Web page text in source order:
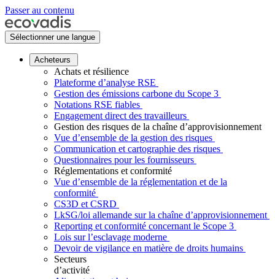
Passer au contenu
Sélectionner une langue
Acheteurs
Achats et résilience
Plateforme d’analyse RSE
Gestion des émissions carbone du Scope 3
Notations RSE fiables
Engagement direct des travailleurs
Gestion des risques de la chaîne d’approvisionnement
Vue d’ensemble de la gestion des risques
Communication et cartographie des risques
Questionnaires pour les fournisseurs
Réglementations et conformité
Vue d’ensemble de la réglementation et de la
conformité
CS3D et CSRD
LkSG/loi allemande sur la chaîne d’approvisionnement
Reporting et conformité concernant le Scope 3
Lois sur l’esclavage moderne
Devoir de vigilance en matière de droits humains
Secteurs
d’activité